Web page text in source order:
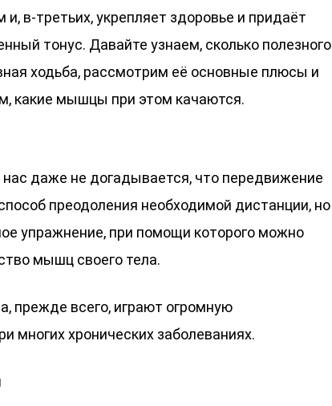
в-третьих, укрепляет здоровье и придаёт
тонус. Давайте узнаем, сколько полезного
ходьба, рассмотрим её основные плюсы и
какие мышцы при этом качаются.
даже не догадывается, что передвижение
преодоления необходимой дистанции, но
упражнение, при помощи которого можно
мышц своего тела.
прежде всего, играют огромную
многих хронических заболеваниях.